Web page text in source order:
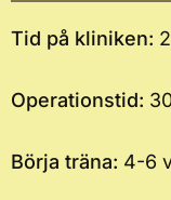
Tid på kliniken:
Operationstid:
Börja träna: 4-6